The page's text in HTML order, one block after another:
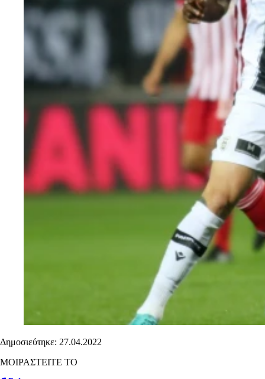
Δημοσιεύτηκε: 27.04.2022
ΜΟΙΡΑΣΤΕΙΤΕ ΤΟ